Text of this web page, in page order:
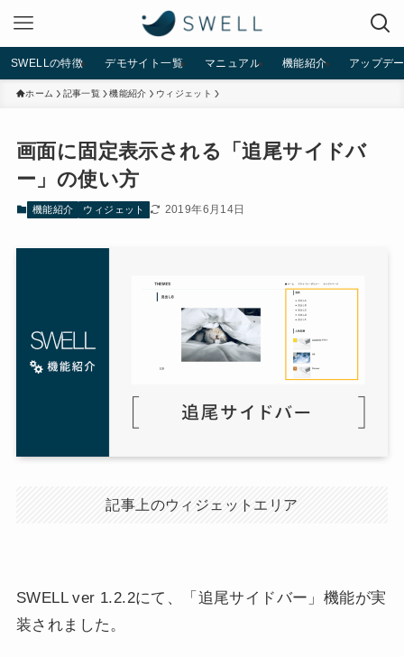
SWELLの特徴 デモサイト一覧 マニュアル 機能紹介 アップデ
ホーム 記事一覧 機能紹介 ウィジェット
画面に固定表示される「追尾サイドバ
ー」の使い方
機能紹介 ウィジェット 2019年6月14日
記事上のウィジェットエリア
SWELL ver 1.2.2にて、「追尾サイドバー」機能が実
装されました。